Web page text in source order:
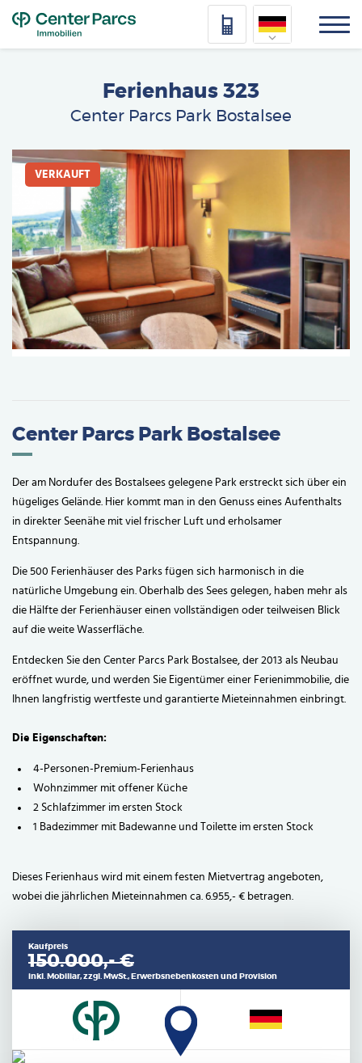
Deutsch
Ferienhaus 323
Center Parcs Park Bostalsee
VERKAUFT
Afbeelding
Center Parcs Park Bostalsee
Der am Nordufer des Bostalsees gelegene Park erstreckt sich über ein
hügeliges Gelände. Hier kommt man in den Genuss eines Aufenthalts
in direkter Seenähe mit viel frischer Luft und erholsamer
Entspannung.
Die 500 Ferienhäuser des Parks fügen sich harmonisch in die
natürliche Umgebung ein. Oberhalb des Sees gelegen, haben mehr als
die Hälfte der Ferienhäuser einen vollständigen oder teilweisen Blick
auf die weite Wasserfläche.
Entdecken Sie den Center Parcs Park Bostalsee, der 2013 als Neubau
eröffnet wurde, und werden Sie Eigentümer einer Ferienimmobilie, die
Ihnen langfristig wertfeste und garantierte Mieteinnahmen einbringt.
Die Eigenschaften:
4-Personen-Premium-Ferienhaus
Wohnzimmer mit offener Küche
2 Schlafzimmer im ersten Stock
1 Badezimmer mit Badewanne und Toilette im ersten Stock
Dieses Ferienhaus wird mit einem festen Mietvertrag angeboten,
wobei die jährlichen Mieteinnahmen ca. 6.955,- € betragen.
Kaufpreis
150.000,- €
inkl. Mobiliar, zzgl. MwSt., Erwerbsnebenkosten und Provision